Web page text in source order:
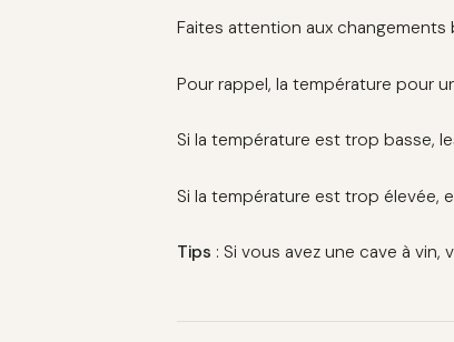
Faites attention aux
Pour rappel, la température pour
Si la température est trop basse,
Si la température est trop élevée,
Tips : Si vous avez une cave à